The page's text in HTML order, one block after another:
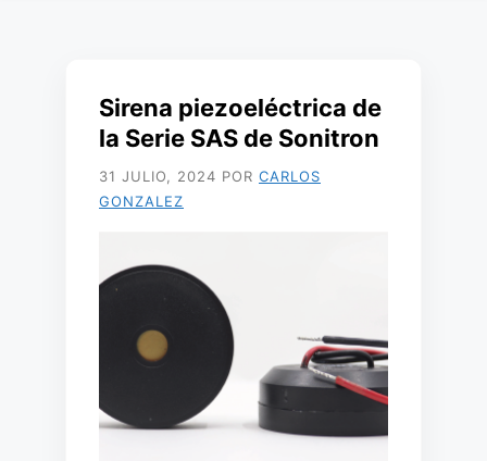
Sirena piezoeléctrica de
la Serie SAS de Sonitron
31 JULIO, 2024 POR CARLOS
GONZALEZ